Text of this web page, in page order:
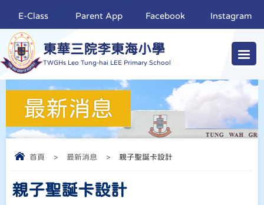
東華三院李東海小學
TWGHs Leo Tung-hai LEE Primary School
E-Class Parent App Facebook Instagram
最新消息
首頁 > 最新消息 > 親子聖誕卡設計
親子聖誕卡設計